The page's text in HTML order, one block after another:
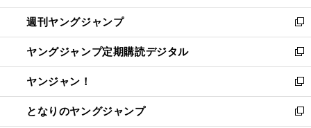
開
く
ウ
で
開
く
ン
ド
ウ
で
開
く
ウ
ィ
ン
ド
ウ
で
開
く
週刊ヤングジャンプ
新
し
い
ウ
ィ
ン
ド
ヤングジャンプ定期購読デジタル
新
し
い
ウ
ィ
ヤンジャン！
新
し
い
となりのヤングジャンプ
新